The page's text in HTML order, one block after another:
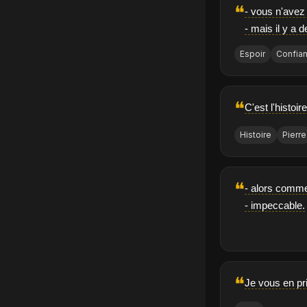
❝- vous
- mais il y a
Espoir
❝C'est
Histoire Pierre
❝- alors
- impeccable.
❝Je vous en